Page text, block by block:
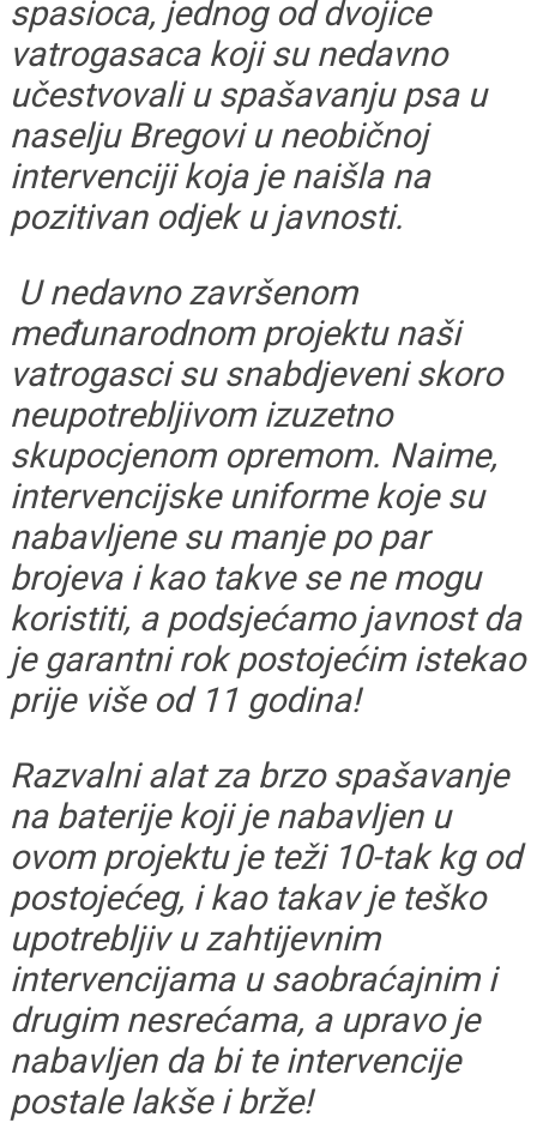
spasioca, jednog od dvojice
vatrogasaca koji su nedavno
učestvovali u spašavanju psa u
naselju Bregovi u neobičnoj
intervenciji koja je naišla na
pozitivan odjek u javnosti.
U nedavno završenom
međunarodnom projektu naši
vatrogasci su snabdjeveni skoro
neupotrebljivom izuzetno
skupocjenom opremom. Naime,
intervencijske uniforme koje su
nabavljene su manje po par
brojeva i kao takve se ne mogu
koristiti, a podsjećamo javnost da
je garantni rok postojećim istekao
prije više od 11 godina!
Razvalni alat za brzo spašavanje
na baterije koji je nabavljen u
ovom projektu je teži 10-tak kg od
postojećeg, i kao takav je teško
upotrebljiv u zahtijevnim
intervencijama u saobraćajnim i
drugim nesrećama, a upravo je
nabavljen da bi te intervencije
postale lakše i brže!